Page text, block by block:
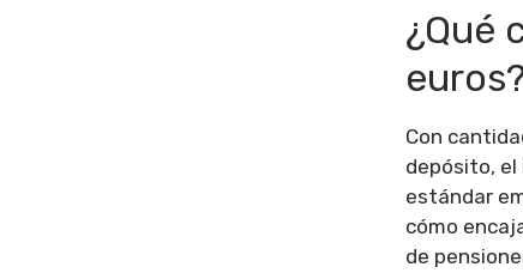
¿Qué
Con
depósito, el
estándar
cómo
de